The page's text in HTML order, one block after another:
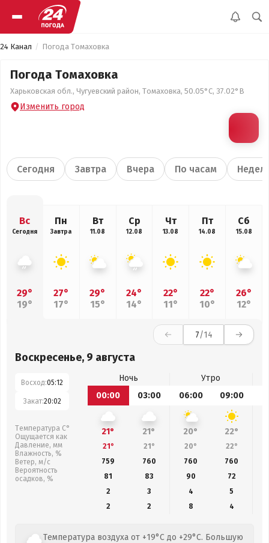
24 Канал Погода Томаховка
Погода Томаховка
Харьковская обл., Чугуевский район, Томаховка, 50.05°С, 37.02°В
Изменить город
Сегодня Завтра Вчера По часам
Вс
Сегодня
29°
19°
Пн
Завтра
27°
17°
Вт
11.08
29°
15°
Ср
12.08
24°
14°
Чт
13.08
22°
11°
Пт
14.08
22°
10°
Сб
15.08
26°
12°
7/14
Воскресенье, 9 августа
Восход:05:12
Закат:20:02
Температура С°
Ощущается как
Давление, мм
Влажность, %
Ветер, м/с
Вероятность
осадков, %
Ночь
Утро
00:00
03:00 06:00 09:00
21° 21° 20° 22°
21° 21° 20° 22°
759
760 760 760
81
83 90 72
2
3 4
5
2
2 8 4
Температура воздуха от +19°C до +29°C. Большую